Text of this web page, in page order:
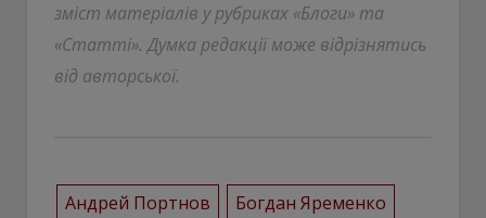
зміст матеріалів у рубриках «Блоги» та
«Статті». Думка редакції може відрізнятись
від авторської.
Андрей Портнов
Богдан Яременко